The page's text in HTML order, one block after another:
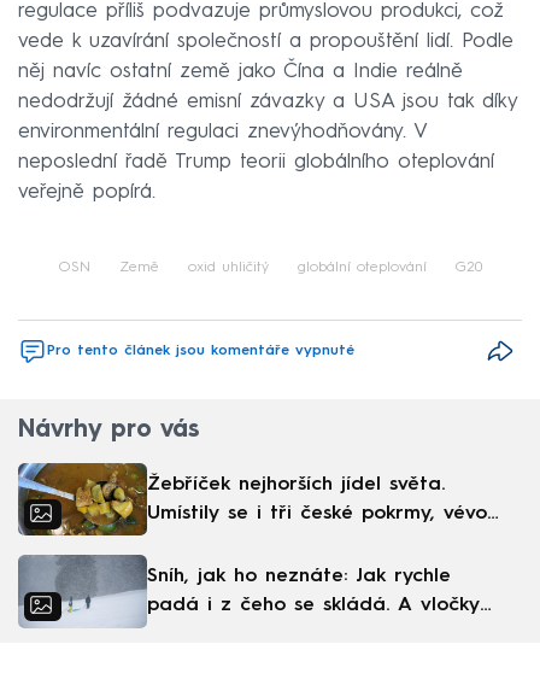
regulace příliš podvazuje průmyslovou produkci, což
vede k uzavírání společností a propouštění lidí. Podle
něj navíc ostatní země jako Čína a Indie reálně
nedodržují žádné emisní závazky a USA jsou tak díky
environmentální regulaci znevýhodňovány. V
neposlední řadě Trump teorii globálního oteplování
veřejně popírá.
OSN Země oxid uhličitý globální oteplování G20
Pro tento článek jsou komentáře vypnuté
Návrhy pro vás
Žebříček nejhorších jídel světa.
Umístily se i tři české pokrmy, vévodí
Sníh, jak ho neznáte: Jak rychle
padá i z čeho se skládá. A vločky